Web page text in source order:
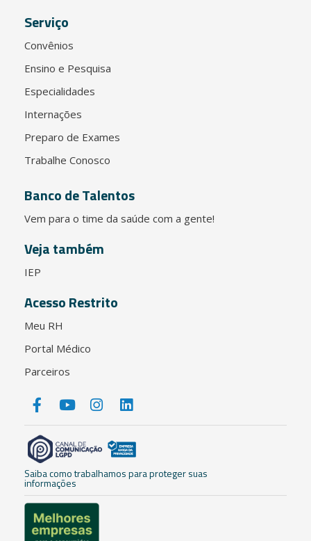
Serviço
Convênios
Ensino e Pesquisa
Especialidades
Internações
Preparo de Exames
Trabalhe Conosco
Banco de Talentos
Vem para o time da saúde com a gente!
Veja também
IEP
Acesso Restrito
Meu RH
Portal Médico
Parceiros
Saiba como trabalhamos para proteger suas
informações